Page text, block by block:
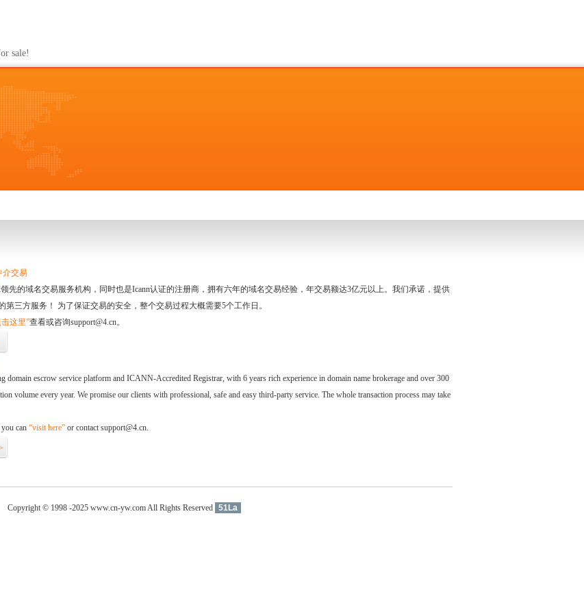
sale!
介交易
先的域名交易服务机构，同时也是Icann认证的注册商，拥有六年的域名交易经验，年交易额达3亿元以上。我们承诺，提供
第三方服务！ 为了保证交易的安全，整个交易过程大概需要5个工作日。
击这里”查看或咨询support@4.cn。
domain escrow service platform and ICANN-Accredited Registrar, with 6 years rich experience in domain name brokerage and over 300
volume every year. We promise our clients with professional, safe and easy third-party service. The whole transaction process may take
can “visit here” or contact support@4.cn.
Copyright © 1998 -2025 www.cn-yw.com All Rights Reserved 51La